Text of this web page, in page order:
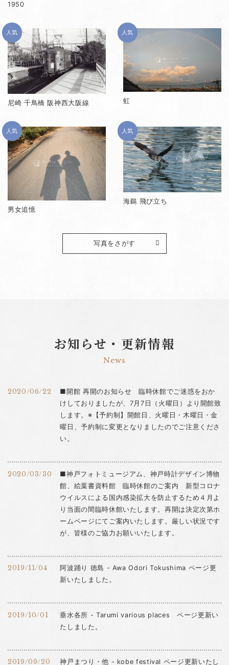
1950
人気
尼崎 千鳥橋 阪神西大阪線
人気
虹
人気
男女追憶
人気
海鵜 飛び立ち
写真をさがす
お知らせ・更新情報
News
2020/06/22
■開館 再開のお知らせ 臨時休館でご迷惑をおか
けしておりましたが、7月7日（火曜日）より開館致
します。※【予約制】開館日、火曜日・木曜日・金
曜日、予約制に変更となりましたのでご注意くださ
い。
2020/03/30
■神戸フォトミュージアム、神戸時計デザイン博物
館、絵葉書資料館 臨時休館のご案内 新型コロナ
ウイルスによる国内感染拡大を防止するため４月よ
り当面の間臨時休館いたします。再開は決定次第ホ
ームページにてご案内いたします。厳しい状況です
が、皆様のご協力お願いいたします。
2019/11/04
阿波踊り 徳島 - Awa Odori Tokushima ページ更
新いたしました。
2019/10/01
垂水各所 - Tarumi various places ページ更新い
たしました。
2019/09/20
神戸まつり・他 - kobe festival ページ更新いたし